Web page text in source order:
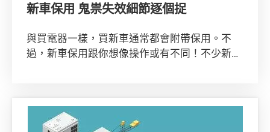
新車保用 鬼祟失效細節逐個捉
與買電器一樣，買新車通常都會附帶保用。不
過，新車保用跟你想像操作或有不同！不少新車
要留意此類細節，以免日後因車輛維修超出預